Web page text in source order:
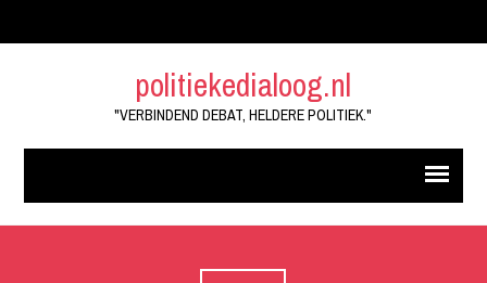
politiekedialoog.nl
"VERBINDEND DEBAT, HELDERE POLITIEK."